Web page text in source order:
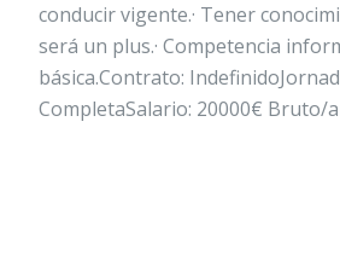
conducir vigente.· Tener
será un plus.· Competencia
básica.Contrato:
CompletaSalario: 20000€ Bruto/